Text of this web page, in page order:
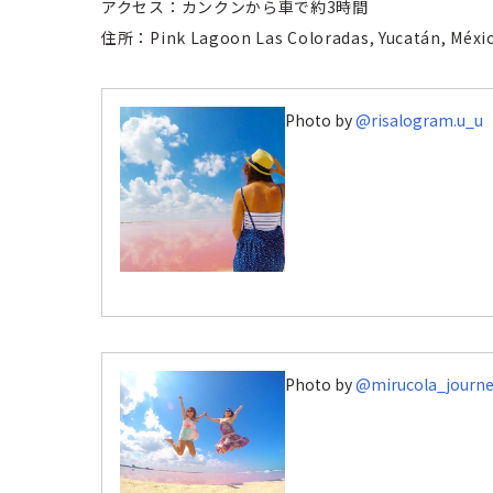
アクセス：カンクンから車で約3時間
住所：Pink Lagoon Las Coloradas, Yucatán,
Photo by@risalogram.u_u
Photo by